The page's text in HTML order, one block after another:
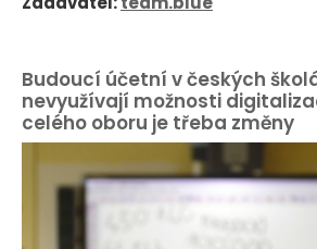
Budoucí účetní v českých
nevyužívají možnosti
celého oboru je třeba změny